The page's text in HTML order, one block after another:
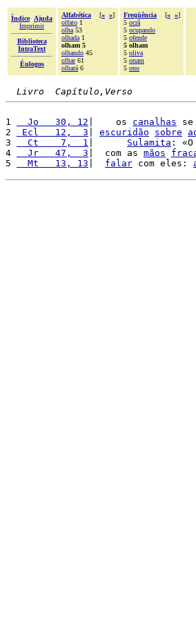
Índice
Ajuda
Imprimir
Biblioteca
IntraText
Èulogos
Alfabética [« »]
olfato 1
olha 53
olhada 1
olham 5
olhando 45
olhar61
olhará 6
Freqüência [« »]
5 ocrã
5 ocupando
5 ofende
5 olham
5 oliva
5 onam
5 ono
Livro  Capítulo,Verso
1
  Jo   30, 12
|    os canalhas se
2
Ecl   12,  3 escuridão sobre
3
  Ct    7,  1
Sulamita : «O
4
  Jr   47,  3
|  com as mãos
5
  Mt   13, 13
falar com eles: